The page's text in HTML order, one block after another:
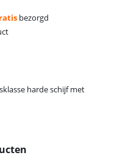
bezorgd
harde schijf met